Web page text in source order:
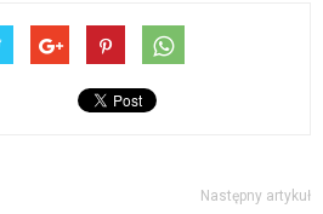
Następny artykuł